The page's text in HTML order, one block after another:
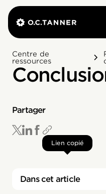
Centre de
ressources
Partager
Lien copié
Dans cet article